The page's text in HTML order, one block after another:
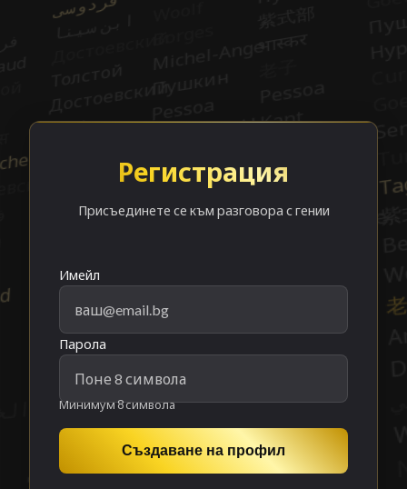
Регистрация
Присъединете се към разговора с гении
Имейл
Парола
Минимум 8 символа
Създаване на профил